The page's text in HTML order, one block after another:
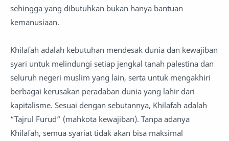
sehingga yang dibutuhkan bukan hanya bantuan
kemanusiaan.
Khilafah adalah kebutuhan mendesak dunia dan kewajiban
syari untuk melindungi setiap jengkal tanah palestina dan
seluruh negeri muslim yang lain, serta untuk mengakhiri
berbagai kerusakan peradaban dunia yang lahir dari
kapitalisme. Sesuai dengan sebutannya, Khilafah adalah
“Tajrul Furud” (mahkota kewajiban). Tanpa adanya
Khilafah, semua syariat tidak akan bisa maksimal